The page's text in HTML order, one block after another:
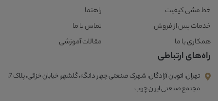
خط مشی کیفیت
خدمات پس از فروش
همکاری با ما
راهنما
تماس با ما
مقالات آموزشی
راه‌های ارتباطی
تهران، اتوبان آزادگان، شهرک صنعتی چهار دانگه، گلشهر، خیابان خزائی، پلاک 7،
مجتمع صنعتی ایران چوب